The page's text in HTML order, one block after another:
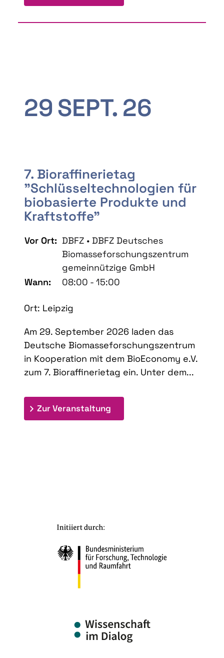
29SEPT. 26
7. Bioraffinerietag
"Schlüsseltechnologien für
biobasierte Produkte und
Kraftstoffe"
Vor Ort: DBFZ • DBFZ Deutsches
Biomasseforschungszentrum
gemeinnützige GmbH
Wann:
08:00 - 15:00
Ort: Leipzig
Am 29. September 2026 laden das
Deutsche Biomasseforschungszentrum
in Kooperation mit dem BioEconomy e.V.
zum 7. Bioraffinerietag ein. Unter dem...
Zur Veranstaltung